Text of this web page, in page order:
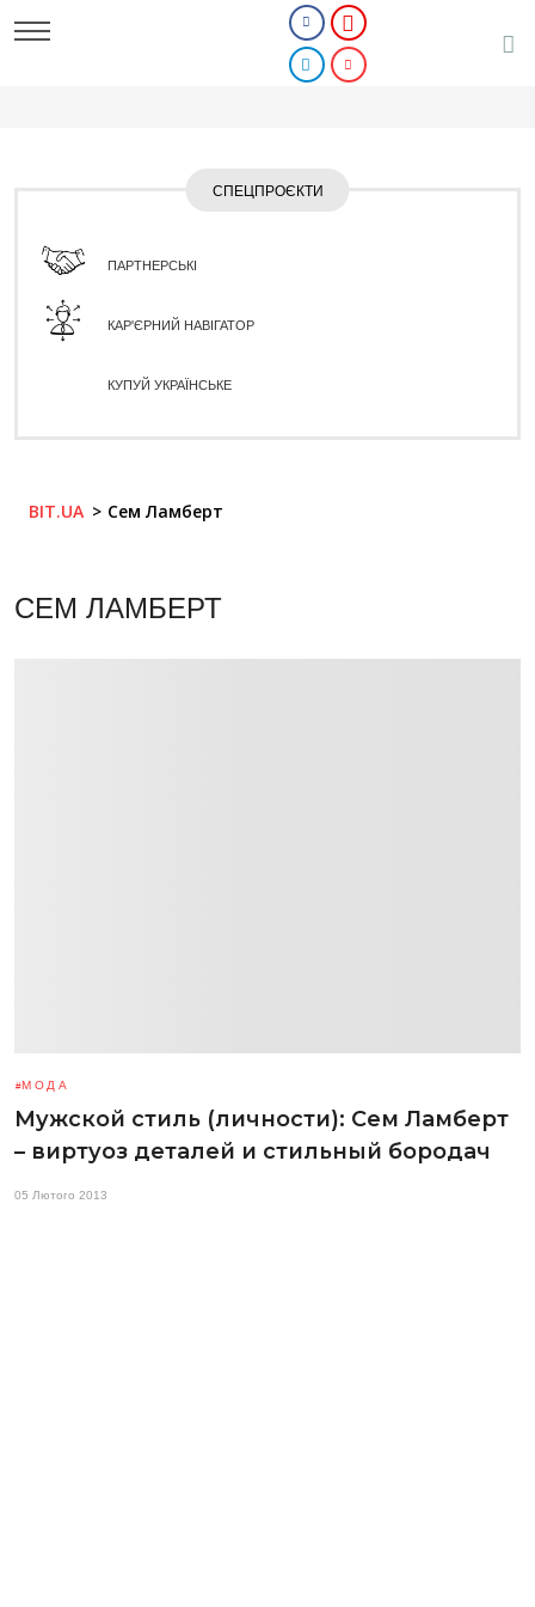
СПЕЦПРОЄКТИ
ПАРТНЕРСЬКІ
КАР'ЄРНИЙ НАВІГАТОР
КУПУЙ УКРАЇНСЬКЕ
BIT.UA Сем Ламберт
СЕМ ЛАМБЕРТ
МОДА
Мужской стиль (личности): Сем Ламберт
– виртуоз деталей и стильный бородач
05 Лютого 2013